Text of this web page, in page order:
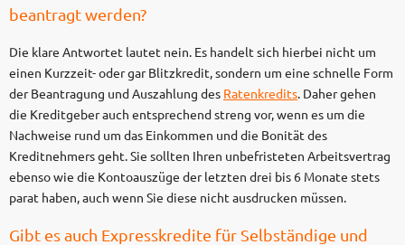
beantragt werden?
Die klare Antwortet lautet nein. Es handelt sich hierbei nicht um
einen Kurzzeit- oder gar Blitzkredit, sondern um eine schnelle Form
der Beantragung und Auszahlung des Ratenkredits. Daher gehen
die Kreditgeber auch entsprechend streng vor, wenn es um die
Nachweise rund um das Einkommen und die Bonität des
Kreditnehmers geht. Sie sollten Ihren unbefristeten Arbeitsvertrag
ebenso wie die Kontoauszüge der letzten drei bis 6 Monate stets
parat haben, auch wenn Sie diese nicht ausdrucken müssen.
Gibt es auch Expresskredite für Selbständige und